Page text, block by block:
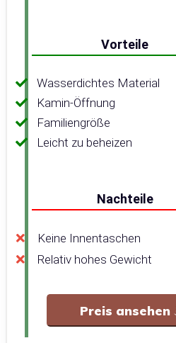
Vorteile
Wasserdichtes Material
Kamin-Öffnung
Familiengröße
Leicht zu beheizen
Nachteile
Keine Innentaschen
Relativ hohes Gewicht
Preis ansehen